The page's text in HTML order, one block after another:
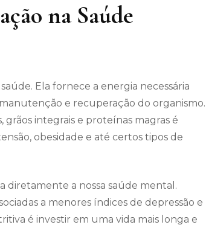
na Saúde
Ela fornece a energia necessária
e recuperação do organismo.
integrais e proteínas magras é
obesidade e até certos tipos de
diretamente a nossa saúde mental.
a menores índices de depressão e
é investir em uma vida mais longa e